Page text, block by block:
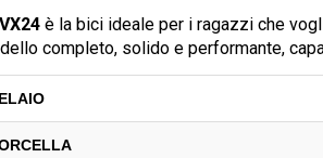
VX24 è la bici ideale per i ragazzi che
completo, solido e performante,